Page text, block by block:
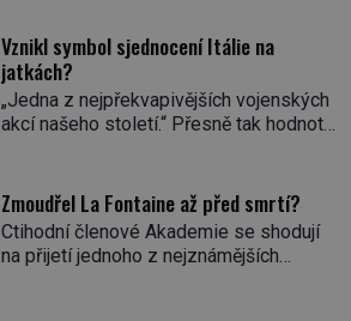
Nikomu se tím ale příliš nechlubí. Někdo
by jejich spolek klidně mohl považovat
za nelegální. […]
vody. Diváci křičí a smějí se. Nevinná
pouliční zábava, dalo by se říct. V
nizozemských městech má svou tradici,
hlavně v lidových čtvrtích. Aspoň na
Vznikl symbol sjednocení Itálie na
jatkách?
„Jedna z nejpřekvapivějších vojenských
akcí našeho století.“ Přesně tak hodnotí
Na jeho počátku přitom stála zhruba
tisícovka Červených košil, které vedl do
boje slavný italský revolucionář
Giuseppe Garibaldi. Pro své
Zmoudřel La Fontaine až před smrtí?
Ctihodní členové Akademie se shodují
na přijetí jednoho z nejznámějších